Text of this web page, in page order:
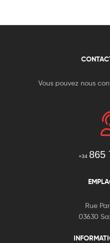
Vous pouvez nous
+34 865
Rue
03630